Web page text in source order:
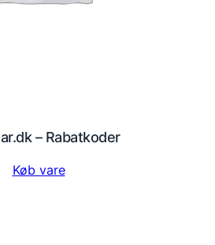
– Rabatkoder
Køb vare